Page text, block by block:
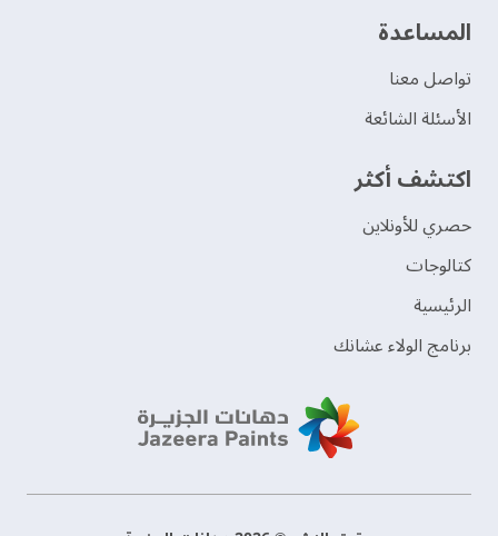
‫المساعدة‬
تواصل معنا
الأسئلة الشائعة
اكتشف أكثر
حصري للأونلاين
‫كتالوجات‬
الرئيسية
برنامج الولاء عشانك